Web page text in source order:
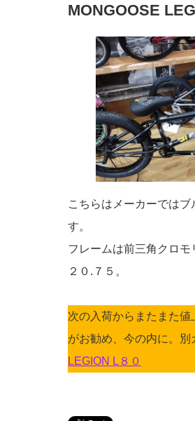
MONGOOSE
こちらはメーカーでは
す。
フレームは前三角クロ
２０.７５。
次の入荷からまたまた
がお勧め、今の内に。
LEGION L８０